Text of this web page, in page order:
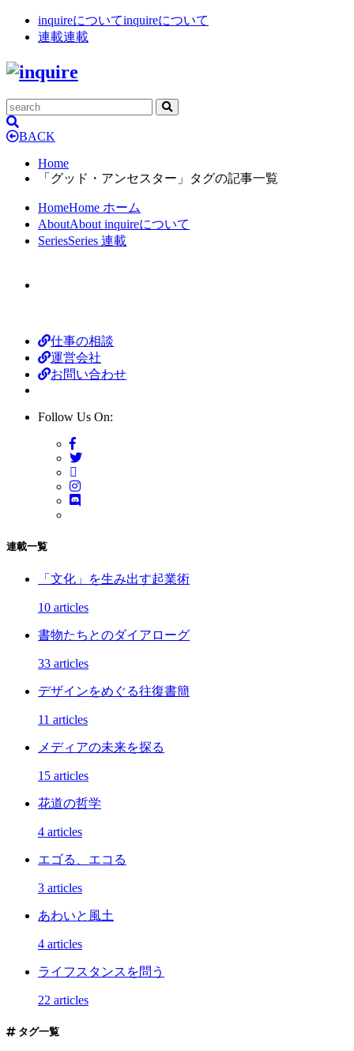
inquireについてinquireについて
連載連載
BACK
Home
「グッド・アンセスター」タグの記事一覧
HomeHome ホーム
AboutAbout inquireについて
SeriesSeries 連載
仕事の相談
運営会社
お問い合わせ
Follow Us On:
連載一覧
「文化」を生み出す起業術
10 articles
書物たちとのダイアローグ
33 articles
デザインをめぐる往復書簡
11 articles
メディアの未来を探る
15 articles
花道の哲学
4 articles
エゴる、エコる
3 articles
あわいと風土
4 articles
ライフスタンスを問う
22 articles
タグ一覧